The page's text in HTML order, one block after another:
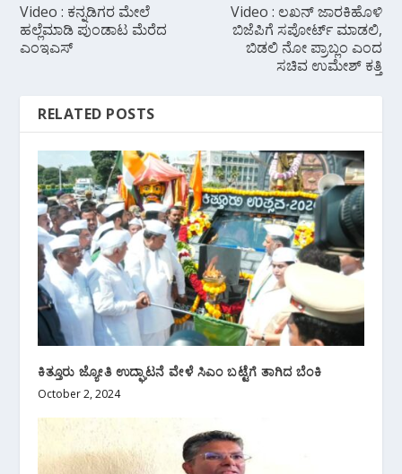
Video : ಕನ್ನಡಿಗರ ಮೇಲೆ
ಹಲ್ಲೆಮಾಡಿ ಪುಂಡಾಟ ಮೆರೆದ
ಎಂಇಎಸ್
Video : ಲಖನ್ ಜಾರಕಿಹೊಳಿ
ಬಿಜೆಪಿಗೆ ಸಪೋರ್ಟ್ ಮಾಡಲಿ,
ಬಿಡಲಿ ನೋ ಪ್ರಾಬ್ಲಂ ಎಂದ
ಸಚಿವ ಉಮೇಶ್ ಕತ್ತಿ
RELATED POSTS
ಕಿತ್ತೂರು ಜ್ಯೋತಿ ಉದ್ಘಾಟನೆ ವೇಳೆ ಸಿಎಂ ಬಟ್ಟೆಗೆ ತಾಗಿದ ಬೆಂಕಿ
October 2, 2024